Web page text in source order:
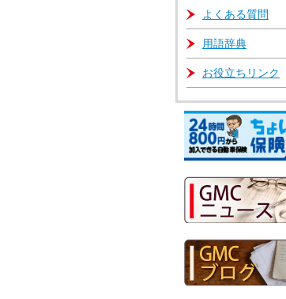
よくある質問
用語辞典
お役立ちリンク